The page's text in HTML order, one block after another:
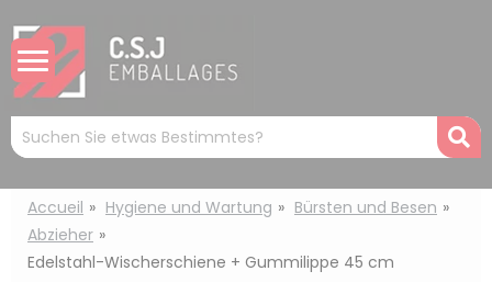
Mots
clés
:
Accueil Hygiene und Wartung
Bürsten und Besen
Abzieher
Edelstahl-Wischerschiene + Gummilippe 45 cm